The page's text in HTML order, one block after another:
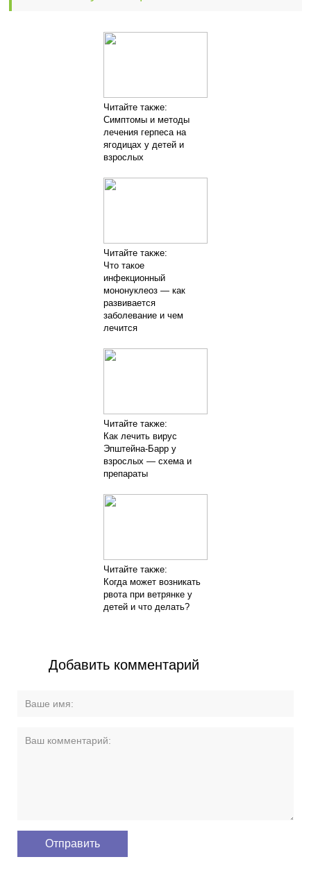
Читайте также:
Симптомы и методы
лечения герпеса на
ягодицах у детей и
взрослых
Читайте также:
Что такое
инфекционный
мононуклеоз — как
развивается
заболевание и чем
лечится
Читайте также:
Как лечить вирус
Эпштейна-Барр у
взрослых — схема и
препараты
Читайте также:
Когда может возникать
рвота при ветрянке у
детей и что делать?
Добавить комментарий